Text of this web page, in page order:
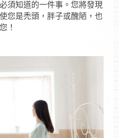
須知道的一件事。您將發現
您是禿頭，胖子或醜陋，也
！